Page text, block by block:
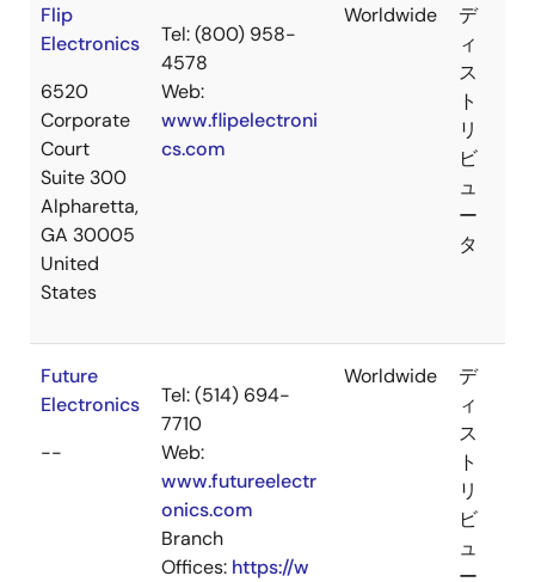
Flip
Electronics
6520
Corporate
Court
Suite 300
Alpharetta,
GA 30005
United
States
Tel: (800) 958-
4578
Web:
www.flipelectroni
cs.com
Worldwide
デ
ィ
ス
ト
リ
ビ
ュ
ー
タ
Future
Electronics
--
Tel: (514) 694-
7710
Web:
www.futureelectr
onics.com
Branch
Offices: https://w
Worldwide
デ
ィ
ス
ト
リ
ビ
ュ
ー